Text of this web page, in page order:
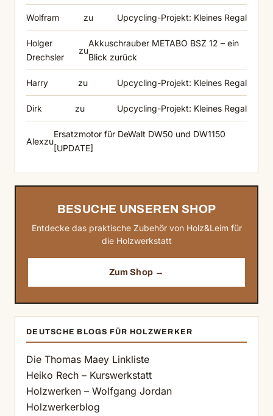
Wolfram zu Upcycling-Projekt: Kleines Regal
Holger
Drechsler
zu
Akkuschrauber METABO BSZ 12 – ein
Blick zurück
Harry zu Upcycling-Projekt: Kleines Regal
Dirk zu Upcycling-Projekt: Kleines Regal
Alexzu
Ersatzmotor für DeWalt DW50 und DW1150
[UPDATE]
BESUCHE UNSEREN SHOP
Entdecke das praktische Zubehör von Holz&Leim für
die Holzwerkstatt
Zum Shop →
DEUTSCHE BLOGS FÜR HOLZWERKER
Die Thomas Maey Linkliste
Heiko Rech – Kurswerkstatt
Holzwerken – Wolfgang Jordan
Holzwerkerblog